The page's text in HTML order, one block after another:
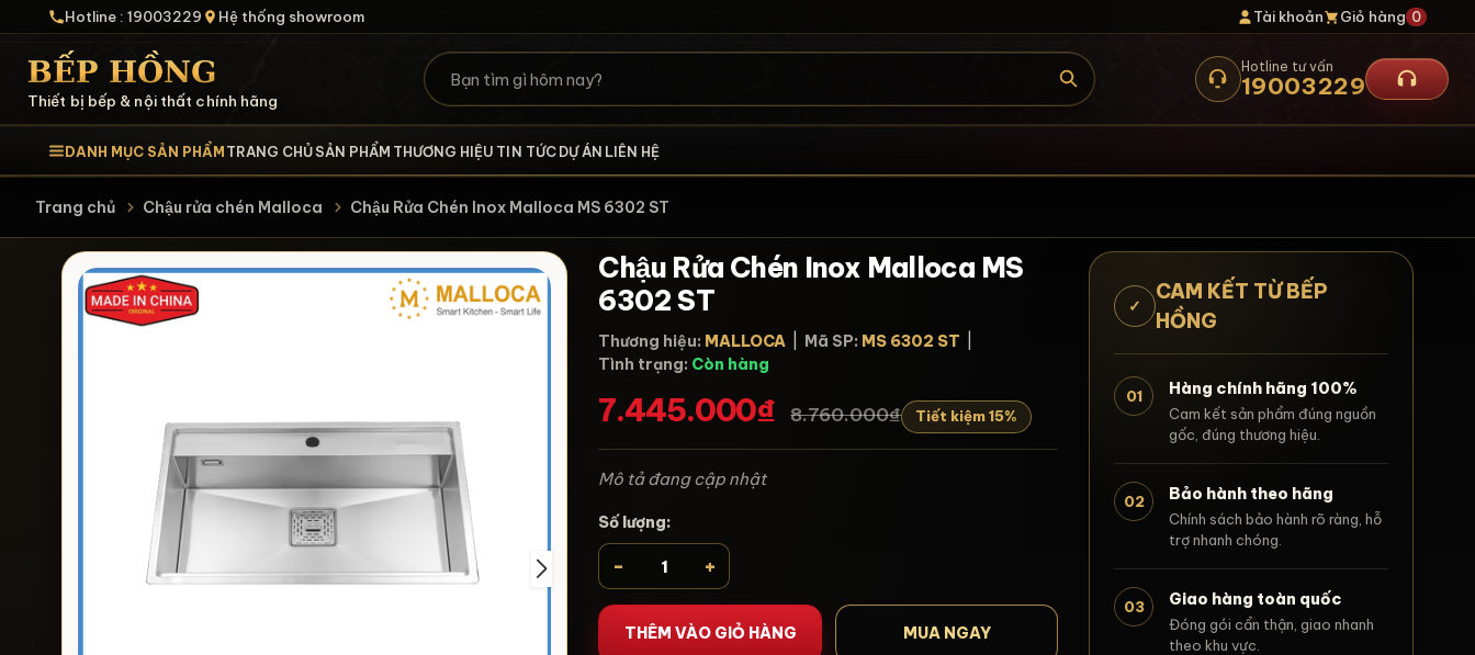
Hotline : 19003229 Hệ thống showroom Tài khoản Giỏ hàng 0
Thiết bị bếp & nội thất chính hãng
Hotline tư vấn
19003229
DANH MỤC SẢN PHẨMTRANG CHỦSẢN PHẨM THƯƠNG HIỆU TIN TỨC DỰ ÁN LIÊN HỆ
Trang chủ Chậu rửa chén Malloca Chậu Rửa Chén Inox Malloca MS 6302 ST
Chậu Rửa Chén Inox Malloca MS
6302 ST
Thương hiệu: MALLOCA Mã SP: MS 6302 ST
Tình trạng: Còn hàng
7.445.000₫ 8.760.000₫ Tiết kiệm 15%
Mô tả đang cập nhật
Số lượng:
- +
THÊM VÀO GIỎ HÀNG MUA NGAY
✓
CAM KẾT TỪ BẾP
HỒNG
01 Hàng chính hãng 100%
Cam kết sản phẩm đúng nguồn
gốc, đúng thương hiệu.
02 Bảo hành theo hãng
Chính sách bảo hành rõ ràng, hỗ
trợ nhanh chóng.
03 Giao hàng toàn quốc
Đóng gói cẩn thận, giao nhanh
theo khu vực.